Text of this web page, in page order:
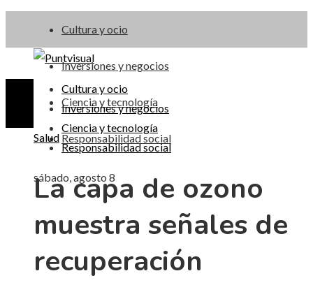
Cultura y ocio
Inversiones y negocios
Ciencia y tecnología
Responsabilidad social
sábado, agosto 8
Cultura y ocio
Inversiones y negocios
Ciencia y tecnología
Responsabilidad social
Salud
La capa de ozono
muestra señales de
recuperación